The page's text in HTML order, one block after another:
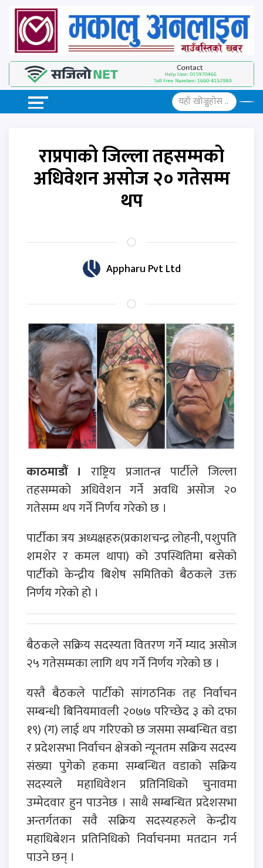
राप्रपाको जिल्ला तहसम्मको
अधिवेशन असोज २० गतेसम्म
थप
Appharu Pvt Ltd
काठमाडौं । राष्ट्रिय प्रजातन्त्र पार्टीले जिल्ला
तहसम्मको अधिवेशन गर्ने अवधि असोज २०
गतेसम्म थप गर्ने निर्णय गरेको छ ।
पार्टीका त्रय अध्यक्षहरु(प्रकाशचन्द्र लोहनी, पशुपति
शमशेर र कमल थापा) को उपस्थितिमा बसेको
पार्टीको केन्द्रीय बिशेष समितिको बैठकले उक्त
निर्णय गरेको हो ।
बैठकले सक्रिय सदस्यता वितरण गर्ने म्याद असोज
२५ गतेसम्मका लागि थप गर्ने निर्णय गरेको छ ।
यस्तै बैठकले पार्टीको सांगठनिक तह निर्वाचन
सम्बन्धी बिनियमावली २०७७ परिच्छेद ३ को दफा
१९) (ग) लाई थप गरिएको छ जसमा सम्बन्धित वडा
र प्रदेशसभा निर्वाचन क्षेत्रको न्यूनतम सक्रिय सदस्य
संख्या पुगेको हकमा सम्बन्धित वडाको सक्रिय
सदस्यले महाधिवेशन प्रतिनिधिको चुनावमा
उम्मेदवार हुन पाउनेछ । साथै सम्बन्धित प्रदेशसभा
अन्तर्गतका सवै सक्रिय सदस्यहरुले केन्द्रीय
महाधिबेशन प्रतिनिधिको निर्वाचनमा मतदान गर्न
पाउने छन् ।